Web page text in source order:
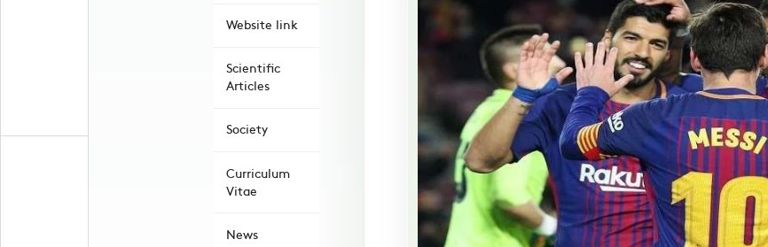
Website link
Scientific
Articles
Society
Curriculum
Vitae
News